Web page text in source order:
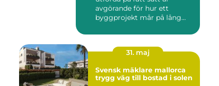
avgörande för hur ett
byggprojekt mår på lång
31. maj
Svensk mäklare mallorca
trygg väg till bostad i solen